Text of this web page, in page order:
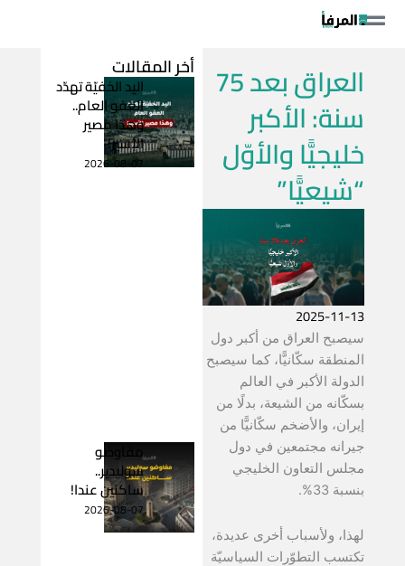
العراق بعد 75
سنة: الأكبر
خليجيًّا والأوّل
“شيعيًّا”
2025-11-13
سيصبح العراق من أكبر دول
المنطقة سكّانيًّا، كما سيصبح
الدولة الأكبر في العالم
بسكّانه من الشيعة، بدلًا من
إيران، والأضخم سكّانيًّا من
جيرانه مجتمعين في دول
مجلس التعاون الخليجي
بنسبة 33%.
لهذا، ولأسباب أخرى عديدة،
تكتسب التطوّرات السياسيّة
أخر المقالات
اليد الخفيّة تهدّد
العفو العام..
وهذا مصير
الأسير!
2026-08-07
مفاوضو
سوليدير..
ساكنين عندا!
2026-08-07